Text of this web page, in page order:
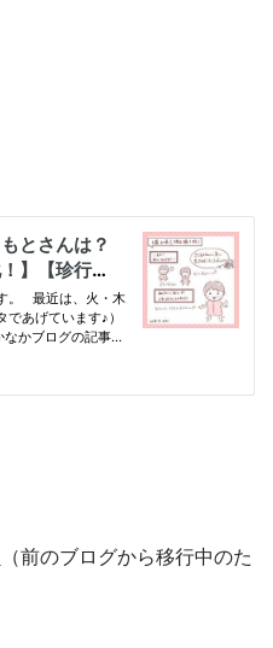
（前のブログから移行中のた